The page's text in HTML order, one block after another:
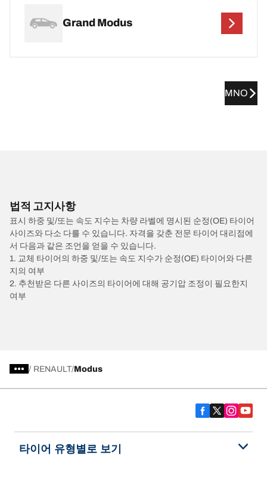
Grand Modus
MNO
법적 고지사항
표시 하중 및/또는 속도 지수는 차량 라벨에 명시된 순정(OE) 타이어
사이즈와 다소 다를 수 있습니다. 자격을 갖춘 전문 타이어 대리점에
서 다음과 같은 조언을 얻을 수 있습니다.
1. 교체 타이어의 하중 및/또는 속도 지수가 순정(OE) 타이어와 다른
지의 여부
2. 추천받은 다른 사이즈의 타이어에 대해 공기압 조정이 필요한지
여부
/ RENAULT Modus
타이어 유형별로 보기